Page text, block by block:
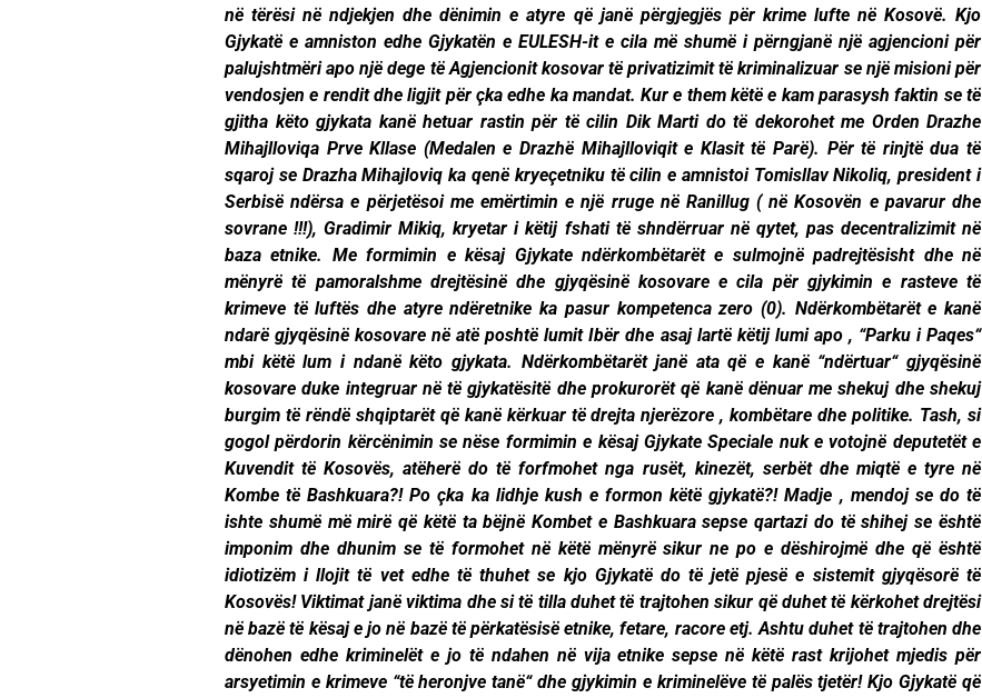
në tërësi në ndjekjen dhe dënimin e atyre që janë përgjegjës për krime lufte në Kosovë. Kjo
Gjykatë e amniston edhe Gjykatën e EULESH-it e cila më shumë i përngjanë një agjencioni për
palujshtmëri apo një dege të Agjencionit kosovar të privatizimit të kriminalizuar se një misioni për
vendosjen e rendit dhe ligjit për çka edhe ka mandat. Kur e them këtë e kam parasysh faktin se të
gjitha këto gjykata kanë hetuar rastin për të cilin Dik Marti do të dekorohet me Orden Drazhe
Mihajlloviqa Prve Kllase (Medalen e Drazhë Mihajlloviqit e Klasit të Parë). Për të rinjtë dua të
sqaroj se Drazha Mihajloviq ka qenë kryeçetniku të cilin e amnistoi Tomisllav Nikoliq, president i
Serbisë ndërsa e përjetësoi me emërtimin e një rruge në Ranillug ( në Kosovën e pavarur dhe
sovrane !!!), Gradimir Mikiq, kryetar i këtij fshati të shndërruar në qytet, pas decentralizimit në
baza etnike. Me formimin e kësaj Gjykate ndërkombëtarët e sulmojnë padrejtësisht dhe në
mënyrë të pamoralshme drejtësinë dhe gjyqësinë kosovare e cila për gjykimin e rasteve të
krimeve të luftës dhe atyre ndëretnike ka pasur kompetenca zero (0). Ndërkombëtarët e kanë
ndarë gjyqësinë kosovare në atë poshtë lumit Ibër dhe asaj lartë këtij lumi apo , “Parku i Paqes“
mbi këtë lum i ndanë këto gjykata. Ndërkombëtarët janë ata që e kanë “ndërtuar“ gjyqësinë
kosovare duke integruar në të gjykatësitë dhe prokurorët që kanë dënuar me shekuj dhe shekuj
burgim të rëndë shqiptarët që kanë kërkuar të drejta njerëzore , kombëtare dhe politike. Tash, si
gogol përdorin kërcënimin se nëse formimin e kësaj Gjykate Speciale nuk e votojnë deputetët e
Kuvendit të Kosovës, atëherë do të forfmohet nga rusët, kinezët, serbët dhe miqtë e tyre në
Kombe të Bashkuara?! Po çka ka lidhje kush e formon këtë gjykatë?! Madje , mendoj se do të
ishte shumë më mirë që këtë ta bëjnë Kombet e Bashkuara sepse qartazi do të shihej se është
imponim dhe dhunim se të formohet në këtë mënyrë sikur ne po e dëshirojmë dhe që është
idiotizëm i llojit të vet edhe të thuhet se kjo Gjykatë do të jetë pjesë e sistemit gjyqësorë të
Kosovës! Viktimat janë viktima dhe si të tilla duhet të trajtohen sikur që duhet të kërkohet drejtësi
në bazë të kësaj e jo në bazë të përkatësisë etnike, fetare, racore etj. Ashtu duhet të trajtohen dhe
dënohen edhe kriminelët e jo të ndahen në vija etnike sepse në këtë rast krijohet mjedis për
arsyetimin e krimeve “të heronjve tanë“ dhe gjykimin e kriminelëve të palës tjetër! Kjo Gjykatë që